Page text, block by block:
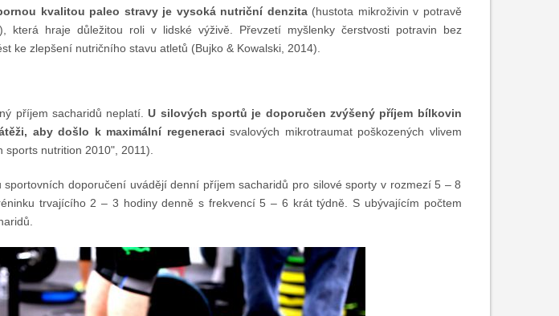
kvalitou paleo stravy je vysoká nutriční denzita(hustota mikroživin v potravě
která hraje důležitou roli v lidské výživě. Převzetí myšlenky čerstvosti potravin bez
ke zlepšení nutričního stavu atletů (Bujko & Kowalski, 2014).
příjem sacharidů neplatí.U silových sportů je doporučen zvýšený příjem bílkovin
aby došlo k maximální regeneracisvalových mikrotraumat poškozených vlivem
nutrition 2010", 2011).
doporučení uvádějí denní příjem sacharidů pro silové sporty v rozmezí 5 – 8
trvajícího 2 – 3 hodiny denně s frekvencí 5 – 6 krát týdně. S ubývajícím počtem